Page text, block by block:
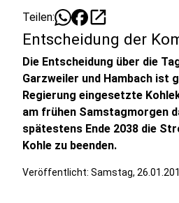
Teilen: open_in_new
Entscheidung der
Die Entscheidung über die
Garzweiler und Hambach ist
Regierung eingesetzte
am frühen Samstagmorgen
spätestens Ende 2038 die
Kohle zu beenden.
Veröffentlicht: Samstag,